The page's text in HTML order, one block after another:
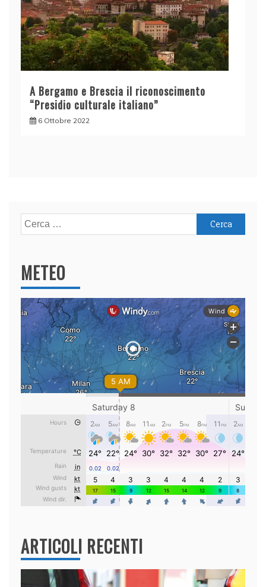
A Bergamo e Brescia il riconoscimento
“Presidio culturale italiano”
6 Ottobre 2022
Ricerca
per:
METEO
ARTICOLI RECENTI